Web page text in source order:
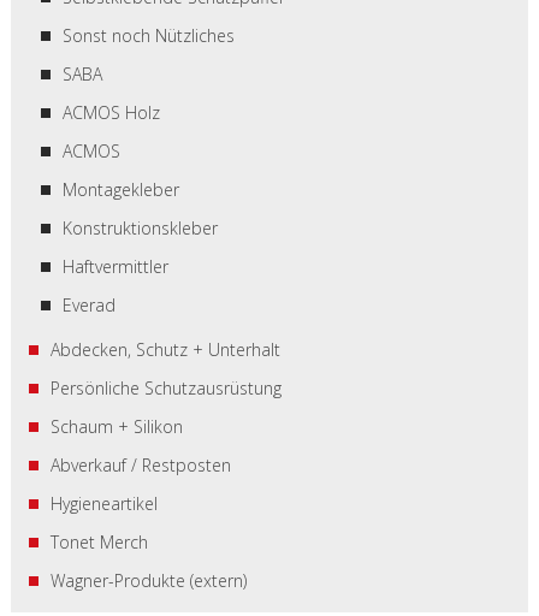
Sonst noch Nützliches
SABA
ACMOS Holz
ACMOS
Montagekleber
Konstruktionskleber
Haftvermittler
Everad
Abdecken, Schutz + Unterhalt
Persönliche Schutzausrüstung
Schaum + Silikon
Abverkauf / Restposten
Hygieneartikel
Tonet Merch
Wagner-Produkte (extern)